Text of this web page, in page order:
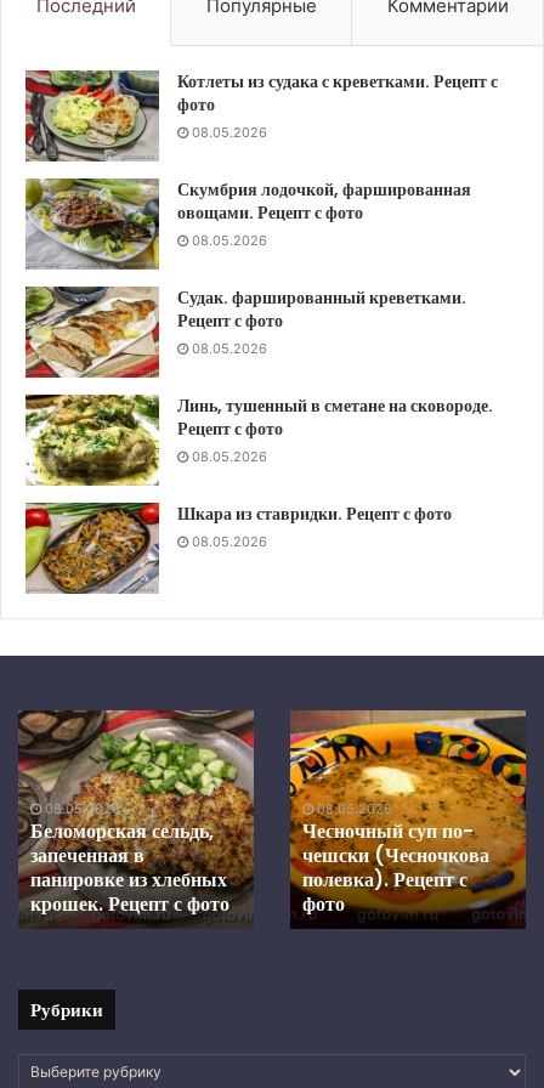
Последний Популярные Комментарии
Котлеты из судака с креветками. Рецепт с
фото
08.05.2026
Скумбрия лодочкой, фаршированная
овощами. Рецепт с фото
08.05.2026
Судак. фаршированный креветками.
Рецепт с фото
08.05.2026
Линь, тушенный в сметане на сковороде.
Рецепт с фото
08.05.2026
Шкара из ставридки. Рецепт с фото
08.05.2026
Беломорская
сельдь,
запеченная
в
панировке
из
хлебных
крошек.
Рецепт
08.05.2026
Беломорская сельдь,
запеченная в
панировке из хлебных
крошек. Рецепт с фото
Чесночный
суп
по-
чешски
(Чесночкова
полевка).
Рецепт
фото
08.05.2026
Чесночный суп по-
чешски (Чесночкова
полевка). Рецепт с
фото
Рубрики
Рубрики